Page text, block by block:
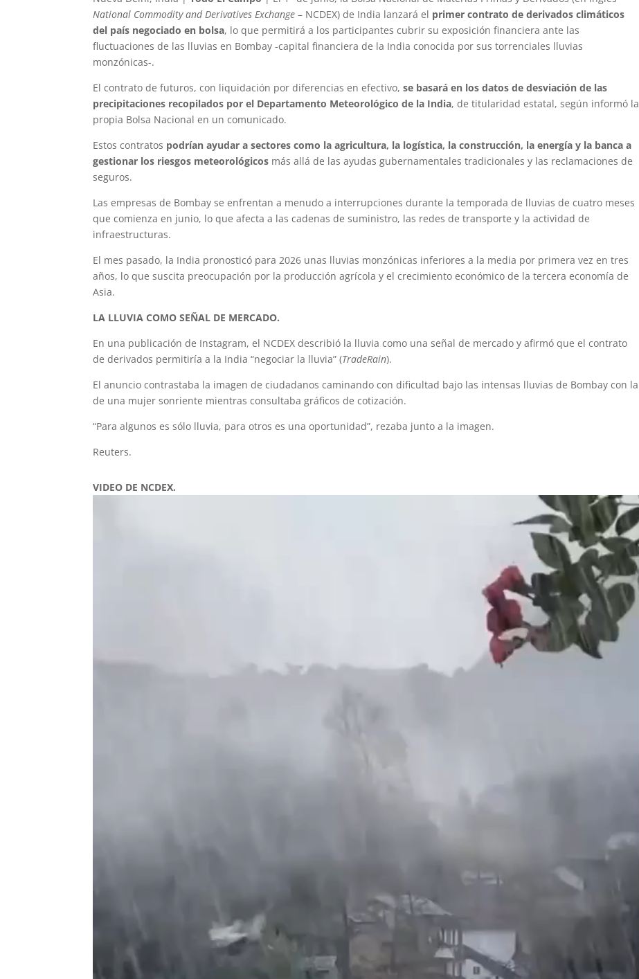
National Commodity and Derivatives Exchange – NCDEX) de India lanzará el primer contrato de derivados climáticos
del país negociado en bolsa, lo que permitirá a los participantes cubrir su exposición financiera ante las
fluctuaciones de las lluvias en Bombay -capital financiera de la India conocida por sus torrenciales lluvias
monzónicas-.
El contrato de futuros, con liquidación por diferencias en efectivo,se basará en los datos de desviación de las
precipitaciones recopilados por el Departamento Meteorológico de la India, de titularidad estatal, según informó la
propia Bolsa Nacional en un comunicado.
Estos contratos podrían ayudar a sectores como la agricultura, la logística, la construcción, la energía y la banca a
gestionar los riesgos meteorológicos más allá de las ayudas gubernamentales tradicionales y las reclamaciones de
seguros.
Las empresas de Bombay se enfrentan a menudo a interrupciones durante la temporada de lluvias de cuatro meses
que comienza en junio, lo que afecta a las cadenas de suministro, las redes de transporte y la actividad de
infraestructuras.
El mes pasado, la India pronosticó para 2026 unas lluvias monzónicas inferiores a la media por primera vez en tres
años, lo que suscita preocupación por la producción agrícola y el crecimiento económico de la tercera economía de
Asia.
LA LLUVIA COMO SEÑAL DE MERCADO.
En una publicación de Instagram, el NCDEX describió la lluvia como una señal de mercado y afirmó que el contrato
de derivados permitiría a la India “negociar la lluvia” (TradeRain).
El anuncio contrastaba la imagen de ciudadanos caminando con dificultad bajo las intensas lluvias de Bombay con la
de una mujer sonriente mientras consultaba gráficos de cotización.
“Para algunos es sólo lluvia, para otros es una oportunidad”, rezaba junto a la imagen.
Reuters.
VIDEO DE NCDEX.